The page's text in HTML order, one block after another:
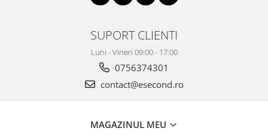
Retelistica & Supraveghere
Sport & Activitati in aer liber
Accesorii sportive
SUPORT CLIENTI
Luni - Vineri 09:00 - 17:00
0756374301
contact@esecond.ro
MAGAZINUL MEU